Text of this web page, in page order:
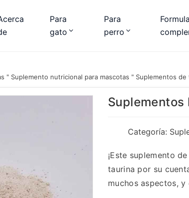
Para
gato
Para
perro
" Suplemento nutricional para mascotas " Suplementos
Suplementos
Categoría:
¡Este suplemento
taurina por su
muchos aspectos,